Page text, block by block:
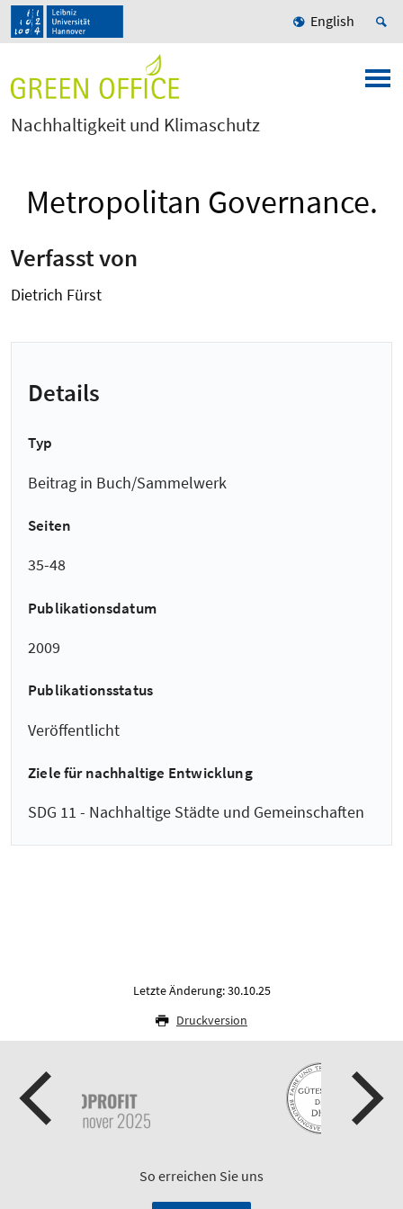
English
Nachhaltigkeit und Klimaschutz
Metropolitan Governance.
Verfasst von
Dietrich Fürst
Details
Typ
Beitrag in Buch/Sammelwerk
Seiten
35-48
Publikationsdatum
2009
Publikationsstatus
Veröffentlicht
Ziele für nachhaltige Entwicklung
SDG 11 - Nachhaltige Städte und Gemeinschaften
Letzte Änderung: 30.10.25
Druckversion
So erreichen Sie uns